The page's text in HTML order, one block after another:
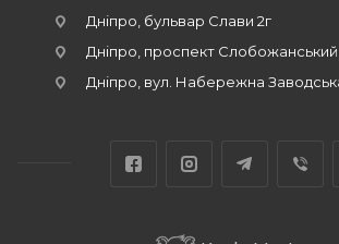
Дніпро, бульвар Слави 2г
Дніпро, проспект
Дніпро, вул. Набережна